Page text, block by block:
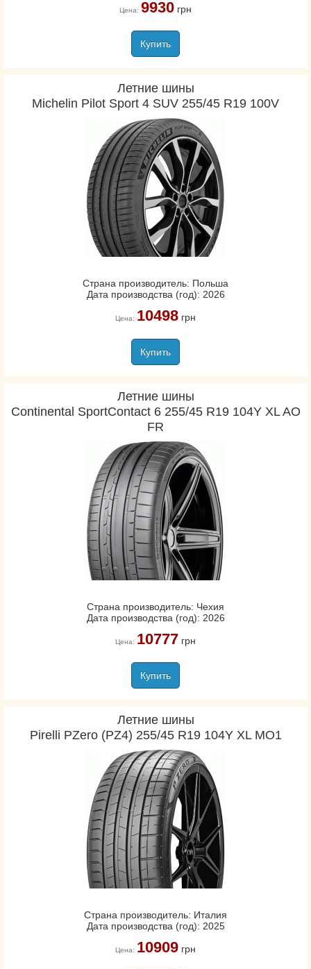
Цена: 9930грн
Купить
Летние шины
Michelin Pilot Sport 4 SUV 255/45 R19 100V
Страна производитель: Польша
Дата производства (год): 2026
Цена: 10498грн
Купить
Летние шины
Continental SportContact 6 255/45 R19 104Y XL AO
FR
Страна производитель: Чехия
Дата производства (год): 2026
Цена: 10777грн
Купить
Летние шины
Pirelli PZero (PZ4) 255/45 R19 104Y XL MO1
Страна производитель: Италия
Дата производства (год): 2025
Цена: 10909грн